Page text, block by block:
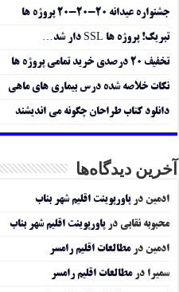
جشنواره عیدانه ۲۰-۲۰-۲۰ پروژه ها
تبریک! پروژه ها SSL دار شد…
تخفیف ۲۰ درصدی خرید تمامی پروژه ها
نکات خلاصه شده درس بیماری های ماهی
دانلود کتاب طراحان چگونه می اندیشند
آخرین دیدگاه‌ها
ادمین درپاورپوینت اقلیم شهر بناب
محبوبه نقابی درپاورپوینت اقلیم شهر بناب
ادمین درمطالعات اقلیم رامسر
سمیرا درمطالعات اقلیم رامسر